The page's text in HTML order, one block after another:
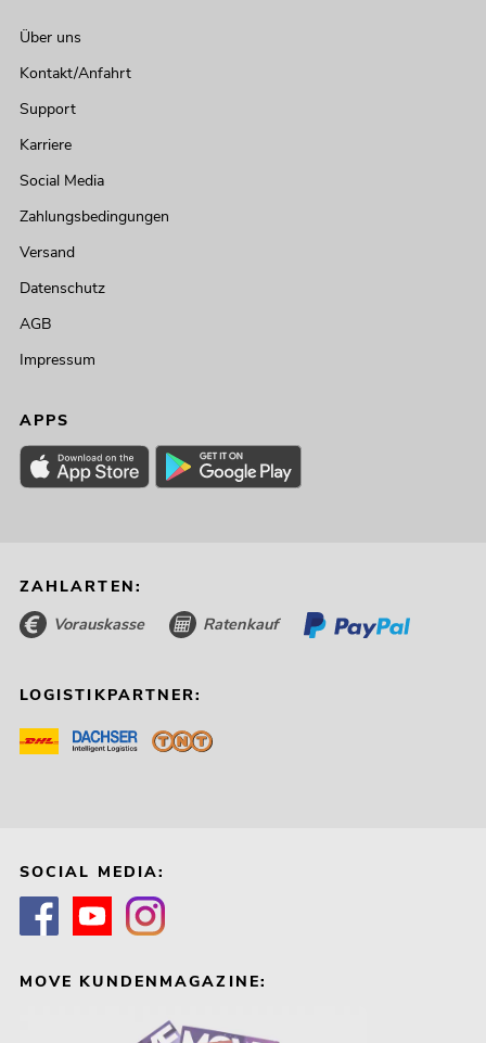
Über uns
Kontakt/Anfahrt
Support
Karriere
Social Media
Zahlungsbedingungen
Versand
Datenschutz
AGB
Impressum
APPS
ZAHLARTEN:
Vorauskasse Ratenkauf
LOGISTIKPARTNER:
SOCIAL MEDIA:
MOVE KUNDENMAGAZINE: